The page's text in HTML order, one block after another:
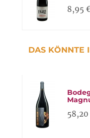
8,95
DAS KÖNNTE
58,20